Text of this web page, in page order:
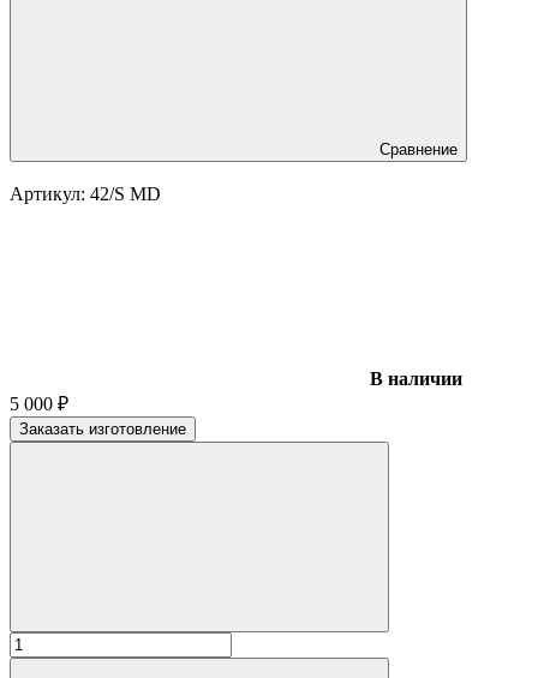
Сравнение
Артикул: 42/S MD
В наличии
5 000 ₽
Заказать изготовление